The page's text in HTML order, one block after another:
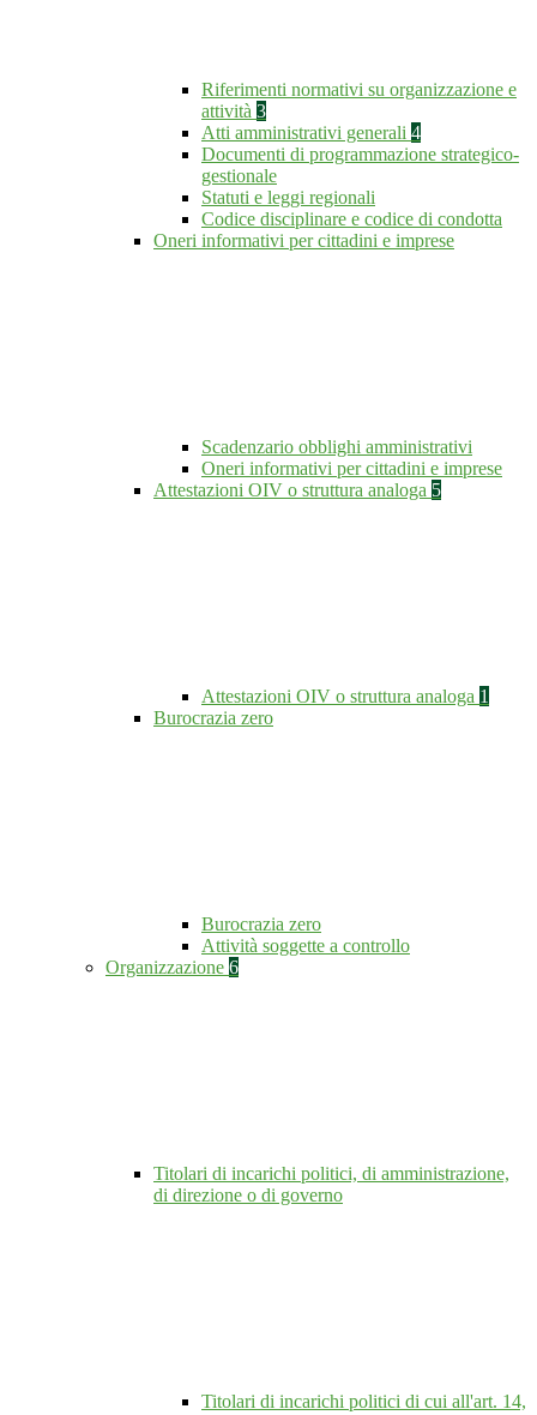
Riferimenti normativi su organizzazione e
attività 3
Atti amministrativi generali 4
Documenti di programmazione strategico-
gestionale
Statuti e leggi regionali
Codice disciplinare e codice di condotta
Oneri informativi per cittadini e imprese
Scadenzario obblighi amministrativi
Oneri informativi per cittadini e imprese
Attestazioni OIV o struttura analoga 5
Attestazioni OIV o struttura analoga 1
Burocrazia zero
Burocrazia zero
Attività soggette a controllo
Organizzazione 6
Titolari di incarichi politici, di amministrazione,
di direzione o di governo
Titolari di incarichi politici di cui all'art. 14,